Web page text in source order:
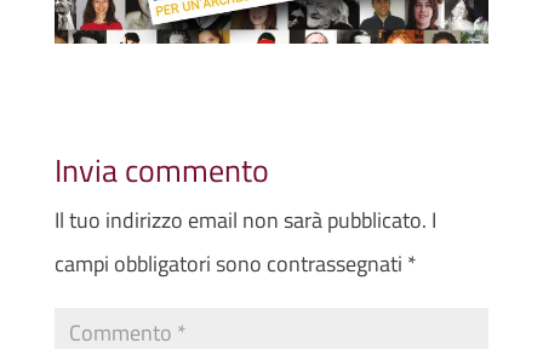
Invia commento
Il tuo indirizzo email non sarà pubblicato. I
campi obbligatori sono contrassegnati *